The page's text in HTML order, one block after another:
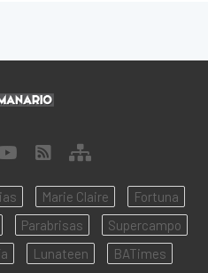
Marie Claire
Fortuna
Parabrisas
Supercampo
Lunateen BATimes